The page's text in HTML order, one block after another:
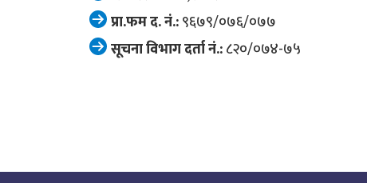
प्रा.फम द. नं.:९६७९/०७६/०७७
सूचना विभाग दर्ता नं.:८२०/०७४-७५